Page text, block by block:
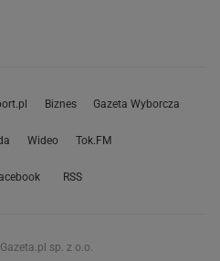
Biznes Gazeta Wyborcza
Wideo Tok.FM
RSS
sp. z o.o.